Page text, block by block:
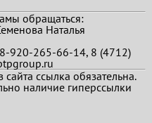
обращаться:
Наталья
920-265-66-14, 8 (4712)
ссылка обязательна.
наличие гиперссылки